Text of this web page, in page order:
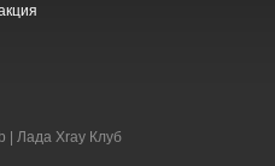
| Лада Xray Клуб